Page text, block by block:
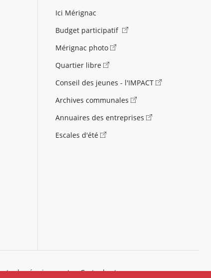
Ici Mérignac
Budget participatif
Mérignac photo
Quartier libre
Conseil des jeunes - l'IMPACT
Archives communales
Annuaires des entreprises
Escales d'été
des équipements Carte des travaux